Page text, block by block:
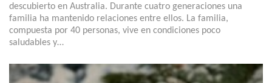
descubierto en Australia. Durante cuatro generaciones una
familia ha mantenido relaciones entre ellos. La familia,
compuesta por 40 personas, vive en condiciones poco
saludables y…